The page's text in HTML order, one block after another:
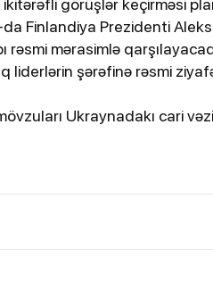
görüşlər keçirməsi
Finlandiya Prezidenti
rəsmi mərasimlə
liderlərin şərəfinə rəsmi
Ukraynadakı cari